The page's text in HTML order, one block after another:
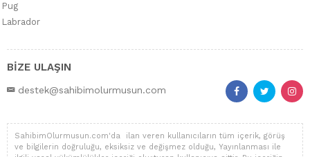
Pug
Labrador
BİZE ULAŞIN
destek@sahibimolurmusun.com
SahibimOlurmusun.com'da ilan veren kullanıcıların tüm içerik, görüş
ve bilgilerin doğruluğu, eksiksiz ve değişmez olduğu, Yayınlanması ile